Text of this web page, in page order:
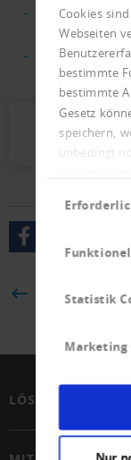
Cookies
Webseiten
bestimmte
bestimmte
Gesetz
speichern,
unbedingt
Statistik
Marketing
Auffällige
Prognose
nach unten
ZURÜCK
LÖSUNGEN